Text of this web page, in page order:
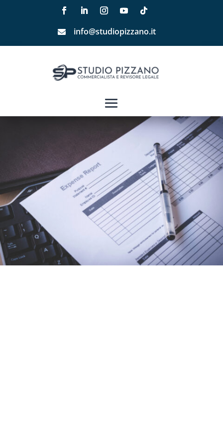
 info@studiopizzano.it